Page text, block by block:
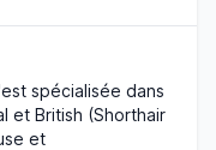
spécialisée dans
et British (Shorthair
et